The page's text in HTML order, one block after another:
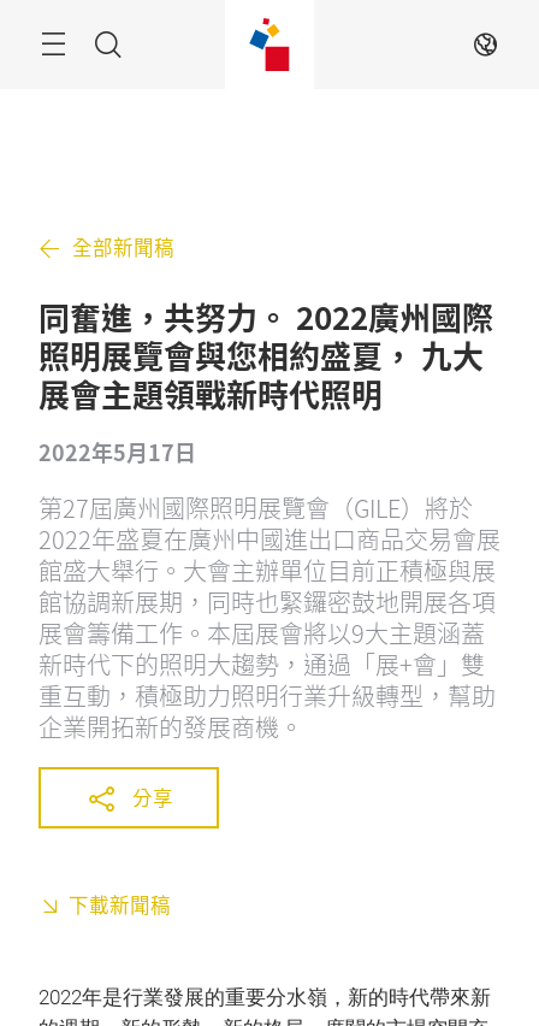
ZH
全部新聞稿
同奮進，共努力。 2022廣州國際
照明展覽會與您相約盛夏， 九大
展會主題領戰新時代照明
2022年5月17日
第27屆廣州國際照明展覽會（GILE）將於
2022年盛夏在廣州中國進出口商品交易會展
館盛大舉行。大會主辦單位目前正積極與展
館協調新展期，同時也緊鑼密鼓地開展各項
展會籌備工作。本屆展會將以9大主題涵蓋
新時代下的照明大趨勢，通過「展+會」雙
重互動，積極助力照明行業升級轉型，幫助
企業開拓新的發展商機。
分享
下載新聞稿
2022年是行業發展的重要分水嶺，新的時代帶來新